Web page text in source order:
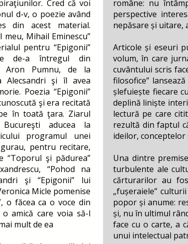
Cred că voi
d-v, o poezie având
din acest material.
Mihail Eminescu”
pentru “Epigonii”
de-a întregul din
Aron Pumnu, de la
Alecsandri şi îl avea
Poezia “Epigonii”
şi era recitată
în toată ţara. Ziarul
Bucureşti aducea la
programul unei
pentru recitare,
“Toporul şi pădurea”
“Pohod na
şi “Epigonii” lui
Micle pomenise
o făcea ca o voce din
amică care voia să-l
mult de ea
române: nu
perspective
nepăsare și uitare,
Articole și eseuri
volum, în care
cuvântului scris
filosofice”
șlefuiește fiecare
deplină liniște
lectură pe care
rezultă din faptul
ideilor,
Una dintre
turbulente ale
cărturarilor au
„fușeraiele”
popor și anume:
și, nu în ultimul
face cu o carte, a
unui intelectual